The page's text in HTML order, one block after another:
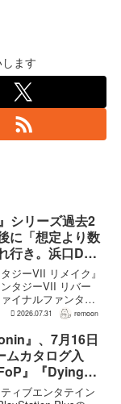
ます
シリーズ過去2
に「想定より数
行き。浜口Dが
ジーVII リメイク』
タジーVII リバー
イナルファンタジ
』の発表後、「我々
クターの浜口直樹
2026.07.31 remoon
』、7月16日
ムカタログ入
』『Dying
配信
ィブエンタテイン